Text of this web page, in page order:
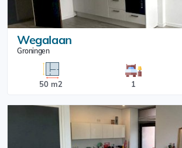
Wegalaan
Groningen
50 m2 1